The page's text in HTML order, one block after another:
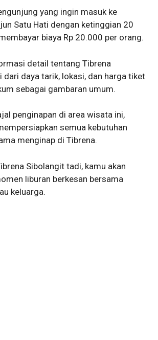
yang ingin masuk ke
Satu Hati dengan ketinggian 20
biaya Rp 20.000 per orang.
detail tentang Tibrena
dari daya tarik, lokasi, dan harga tiket
sebagai gambaran umum.
penginapan di area wisata ini,
semua kebutuhan
menginap di Tibrena.
Sibolangit tadi, kamu akan
liburan berkesan bersama
keluarga.